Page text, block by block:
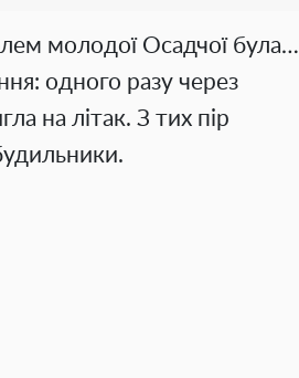
молодої Осадчої була…
одного разу через
на літак. З тих пір